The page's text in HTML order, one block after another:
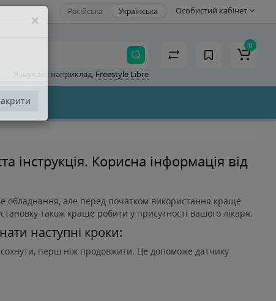
Особистий кабінет
Російська Українська
Я шукаю, наприклад, Freestyle Libre
0
інструкція. Корисна інформація від
обладнання, але перед початком використання краще
також краще робити у присутності вашого лікаря.
наступні кроки:
перш ніж продовжити. Це допоможе датчику